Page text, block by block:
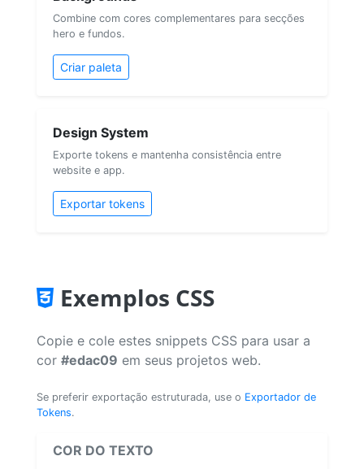
Combine com cores complementares para secções
hero e fundos.
Criar paleta
Design System
Exporte tokens e mantenha consistência entre
website e app.
Exportar tokens
Exemplos CSS
Copie e cole estes snippets CSS para usar a
cor #edac09 em seus projetos web.
Se preferir exportação estruturada, use o Exportador de
Tokens.
COR DO TEXTO